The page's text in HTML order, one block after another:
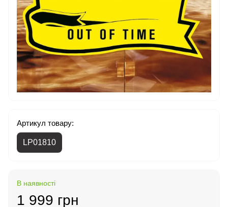
Артикул товару:
LP01810
В наявності
1 999 грн